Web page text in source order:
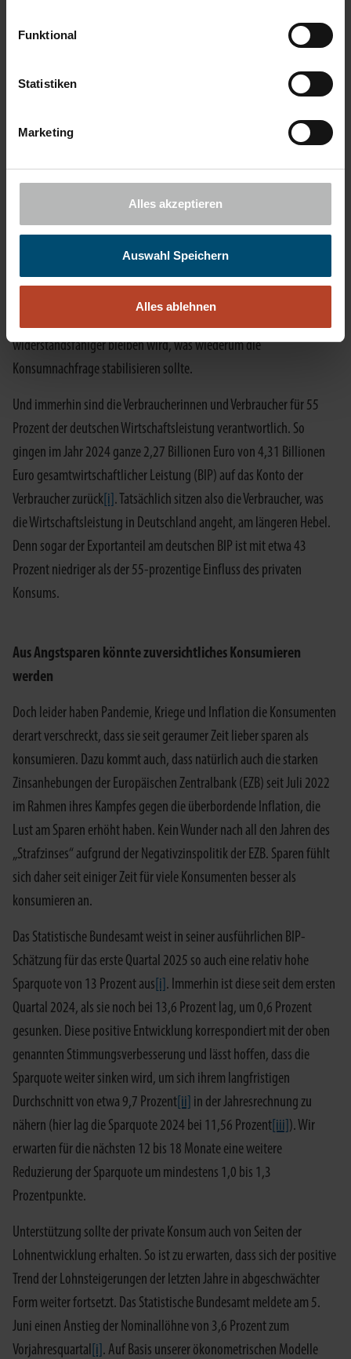
Funktional
Statistiken
Marketing
Alles akzeptieren
Auswahl Speichern
Alles ablehnen
Wirtschaftswachstum in Deutschland heben wir aufgrund der
teilweise neuen Konjunkturprogramme daher für 2025 von 0,10
Prozent auf 0,20 Prozent an. Für 2026 erwarten wir nun ein BIP-
Wachstum von 1,15 Prozent (zuvor 0,60 Prozent). Für 2027 liegt
unsere BIP-Schätzung nun bei 1,75 Prozent (zuvor 0,90 Prozent).
Wirtschaftsentwicklung liegt auch in der zu erwartenden stetigen
Verbesserung der Konsumstimmung der Verbraucher. Wir erwarten
daher, dass der positive Trend, welcher sich bereits in den
Konsumentenumfragen abzeichnet, weitergeführt wird. Dies vor
allem, weil der Arbeitsmarkt in Deutschland – trotz der aktuellen
wirtschaftlichen Schwäche im beschäftigungsintensiven
widerstandsfähiger bleiben wird, was wiederum die
Konsumnachfrage stabilisieren sollte.
Und immerhin sind die Verbraucherinnen und Verbraucher für 55
Prozent der deutschen Wirtschaftsleistung verantwortlich. So
gingen im Jahr 2024 ganze 2,27 Billionen Euro von 4,31 Billionen
Euro gesamtwirtschaftlicher Leistung (BIP) auf das Konto der
Verbraucher zurück [i] . Tatsächlich sitzen also die Verbraucher, was
die Wirtschaftsleistung in Deutschland angeht, am längeren Hebel.
Denn sogar der Exportanteil am deutschen BIP ist mit etwa 43
Prozent niedriger als der 55-prozentige Einfluss des privaten
Konsums.
Aus Angstsparen könnte zuversichtliches Konsumieren
werden
Doch leider haben Pandemie, Kriege und Inflation die Konsumenten
derart verschreckt, dass sie seit geraumer Zeit lieber sparen als
konsumieren. Dazu kommt auch, dass natürlich auch die starken
Zinsanhebungen der Europäischen Zentralbank (EZB) seit Juli 2022
im Rahmen ihres Kampfes gegen die überbordende Inflation, die
Lust am Sparen erhöht haben. Kein Wunder nach all den Jahren des
„Strafzinses“ aufgrund der Negativzinspolitik der EZB. Sparen fühlt
sich daher seit einiger Zeit für viele Konsumenten besser als
konsumieren an.
Das Statistische Bundesamt weist in seiner ausführlichen BIP-
Schätzung für das erste Quartal 2025 so auch eine relativ hohe
Sparquote von 13 Prozent aus [i] . Immerhin ist diese seit dem ersten
Quartal 2024, als sie noch bei 13,6 Prozent lag, um 0,6 Prozent
gesunken. Diese positive Entwicklung korrespondiert mit der oben
genannten Stimmungsverbesserung und lässt hoffen, dass die
Sparquote weiter sinken wird, um sich ihrem langfristigen
Durchschnitt von etwa 9,7 Prozent [ii] in der Jahresrechnung zu
nähern (hier lag die Sparquote 2024 bei 11,56 Prozent [iii] ). Wir
erwarten für die nächsten 12 bis 18 Monate eine weitere
Reduzierung der Sparquote um mindestens 1,0 bis 1,3
Prozentpunkte.
Unterstützung sollte der private Konsum auch von Seiten der
Lohnentwicklung erhalten. So ist zu erwarten, dass sich der positive
Trend der Lohnsteigerungen der letzten Jahre in abgeschwächter
Form weiter fortsetzt. Das Statistische Bundesamt meldete am 5.
Juni einen Anstieg der Nominallöhne von 3,6 Prozent zum
Vorjahresquartal [i] . Auf Basis unserer ökonometrischen Modelle